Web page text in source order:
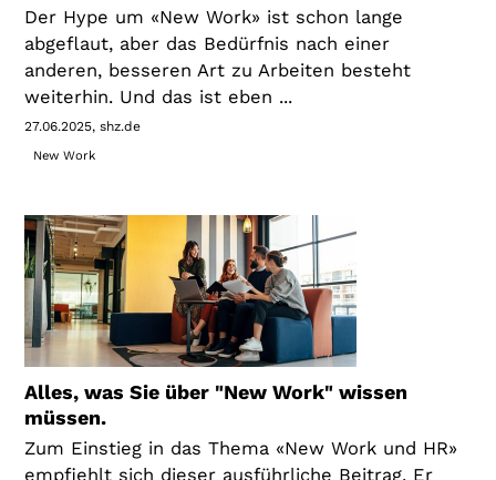
Der Hype um «New Work» ist schon lange
abgeflaut, aber das Bedürfnis nach einer
anderen, besseren Art zu Arbeiten besteht
weiterhin. Und das ist eben ...
27.06.2025 shz.de
New Work
Alles, was Sie über "New Work" wissen
müssen.
Zum Einstieg in das Thema «New Work und HR»
empfiehlt sich dieser ausführliche Beitrag. Er